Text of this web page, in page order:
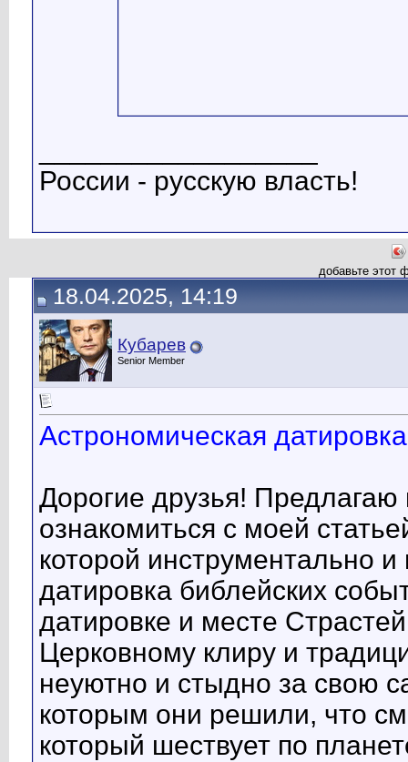
России - русскую власть!
добавьте этот
18.04.2025, 14:19
Кубарев
Senior Member
Астрономическая
Дорогие друзья!
ознакомиться с моей
которой инструментально
датировка библейских
датировке и месте
Церковному клиру и
неуютно и стыдно за свою
которым они решили, что
который шествует по